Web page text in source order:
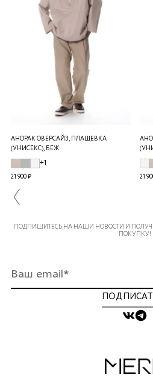
АНОРАК ОВЕРСАЙЗ, ПЛАЩЕВКА
(УНИСЕКС), БЕЖ
+1
21 900 ₽ 21
ПОДПИШИТЕСЬ НА НАШИ НОВОСТИ И
ПОКУПКУ!